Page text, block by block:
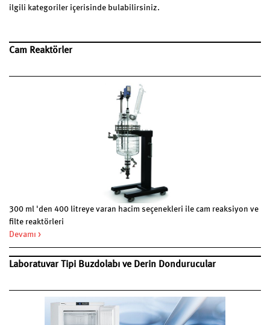
ilgili kategoriler içerisinde bulabilirsiniz.
Cam Reaktörler
300 ml 'den 400 litreye varan hacim seçenekleri ile cam reaksiyon ve
filte reaktörleri
Devamı >
Laboratuvar Tipi Buzdolabı ve Derin Dondurucular